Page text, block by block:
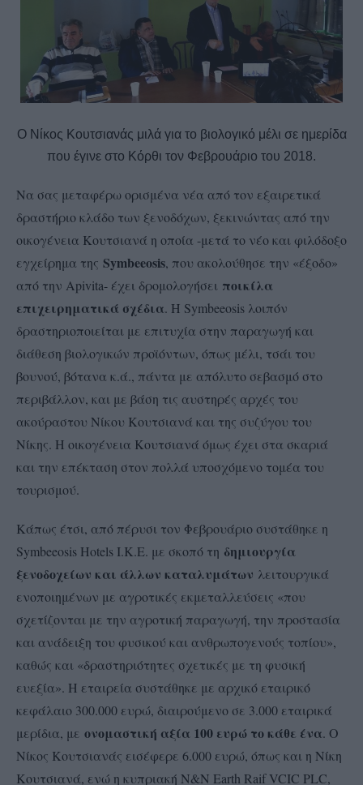
Ο Νίκος Κουτσιανάς μιλά για το βιολογικό μέλι σε ημερίδα
που έγινε στο Κόρθι τον Φεβρουάριο του 2018.
Να σας μεταφέρω ορισμένα νέα από τον εξαιρετικά
δραστήριο κλάδο των ξενοδόχων, ξεκινώντας από την
οικογένεια Κουτσιανά η οποία -μετά το νέο και φιλόδοξο
εγχείρημα της Symbeeosis, που ακολούθησε την «έξοδο»
από την Apivita- έχει δρομολογήσει ποικίλα
επιχειρηματικά σχέδια. Η Symbeeosis λοιπόν
δραστηριοποιείται με επιτυχία στην παραγωγή και
διάθεση βιολογικών προϊόντων, όπως μέλι, τσάι του
βουνού, βότανα κ.ά., πάντα με απόλυτο σεβασμό στο
περιβάλλον, και με βάση τις αυστηρές αρχές του
ακούραστου Νίκου Κουτσιανά και της συζύγου του
Νίκης. Η οικογένεια Κουτσιανά όμως έχει στα σκαριά
και την επέκταση στον πολλά υποσχόμενο τομέα του
τουρισμού.
Κάπως έτσι, από πέρυσι τον Φεβρουάριο συστάθηκε η
Symbeeosis Hotels Ι.Κ.Ε. με σκοπό τη δημιουργία
ξενοδοχείων και άλλων καταλυμάτων λειτουργικά
ενοποιημένων με αγροτικές εκμεταλλεύσεις «που
σχετίζονται με την αγροτική παραγωγή, την προστασία
και ανάδειξη του φυσικού και ανθρωπογενούς τοπίου»,
καθώς και «δραστηριότητες σχετικές με τη φυσική
ευεξία». Η εταιρεία συστάθηκε με αρχικό εταιρικό
κεφάλαιο 300.000 ευρώ, διαιρούμενο σε 3.000 εταιρικά
μερίδια, με ονομαστική αξία 100 ευρώ το κάθε ένα. Ο
Νίκος Κουτσιανάς εισέφερε 6.000 ευρώ, όπως και η Νίκη
Κουτσιανά, ενώ η κυπριακή N&N Earth Raif VCIC PLC,